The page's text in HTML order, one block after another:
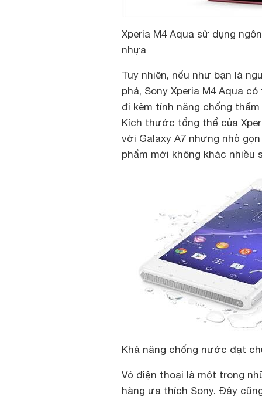
Xperia M4 Aqua sử dụng
nhựa
Tuy nhiên, nếu như bạn là
phá, Sony Xperia M4 Aqua
đi kèm tính năng chống
Kích thước tổng thể của
với Galaxy A7 nhưng nhỏ
phẩm mới không khác nhiều
Khả năng chống nước đạt
Vỏ điện thoại là một trong
hàng ưa thích Sony. Đây